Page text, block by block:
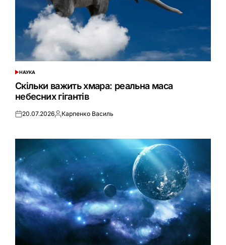
ОПУБЛІКУВАТИ
НАУКА
Скільки важить хмара: реальна маса
небесних гігантів
Оприлюднено
20.07.2026Опубліковано
Карпенко Василь